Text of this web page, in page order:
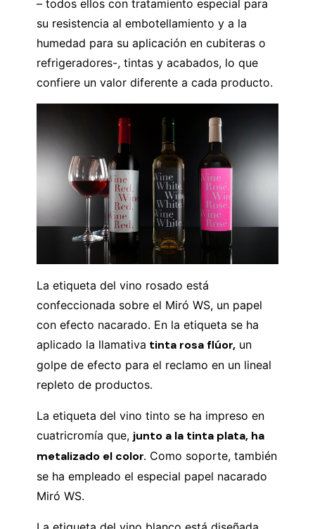
– todos ellos con tratamiento especial para
su resistencia al embotellamiento y a la
humedad para su aplicación en cubiteras o
refrigeradores-, tintas y acabados, lo que
confiere un valor diferente a cada producto.
La etiqueta del vino rosado está
confeccionada sobre el Miró WS, un papel
con efecto nacarado. En la etiqueta se ha
aplicado la llamativa tinta rosa flúor, un
golpe de efecto para el reclamo en un lineal
repleto de productos.
La etiqueta del vino tinto se ha impreso en
cuatricromía que, junto a la tinta plata, ha
metalizado el color. Como soporte, también
se ha empleado el especial papel nacarado
Miró WS.